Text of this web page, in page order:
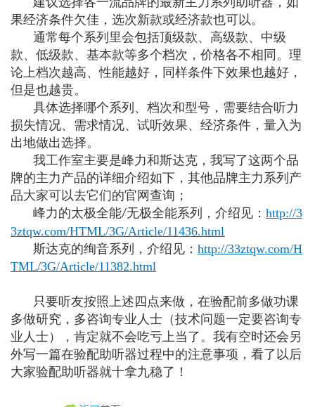
果经济条件欠佳，选次新款或经济款也可以。
通常每个系列里会包括顶级款、高级款、中级
款、低级款、基本款等多个档次，价格各不相同。理
论上档次越高、性能越好，同样条件下效果也越好，
但是也越贵。
具体选择哪个系列、档次和型号，需要结合听力
损失情况、需求情况、试听效果、经济条件，量入为
出地做出选择。
我工作室主要是峰力和斯达克，我写了这两个品
牌的主力产品的详细介绍如下，其他品牌主力系列产
品大家可以去它们的官网查询；
峰力的太极全能/无极全能系列，介绍见： http://3
3ztqw.com/HTML/3G/Article/11436.html
斯达克的绚音系列，介绍见： http://33ztqw.com/H
TML/3G/Article/11382.html
只要听友按照上述四点来做，在验配前多做功课
多做研究，多咨询专业人士（技术问题一定要咨询专
业人士），肯定就不会吃亏上当了。我有空时还会另
外写一篇在验配助听器过程中的注意事项，看了以后
大家验配助听器就十拿九稳了！